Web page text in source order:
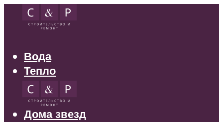
Вода
Тепло
Электрика
Свет
Дома звезд